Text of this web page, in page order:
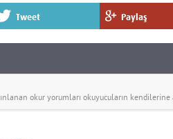
Tweet Paylaş
okur yorumları okuyucuların kendilerine